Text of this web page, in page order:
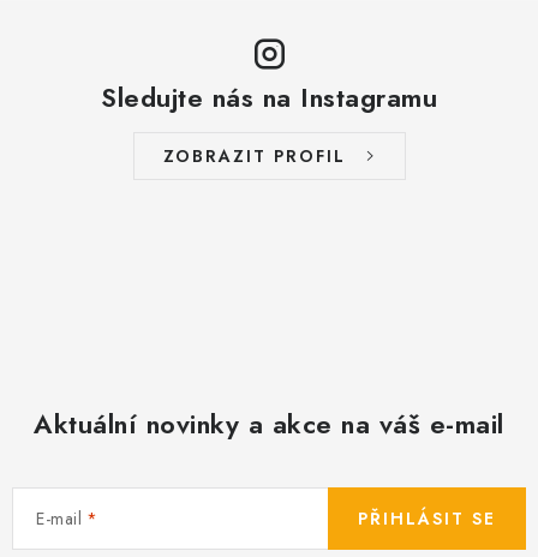
Sledujte nás na Instagramu
ZOBRAZIT PROFIL
Aktuální novinky a akce na váš e-mail
E-mail PŘIHLÁSIT SE